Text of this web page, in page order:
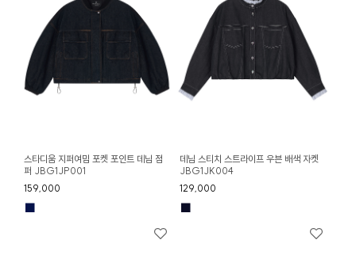
스타디움 지퍼여밈 포켓 포인트 데님 점
퍼 JBG1JP001
159,000
■
데님 스티치 스트라이프 우븐 배색 자켓
JBG1JK004
129,000
■